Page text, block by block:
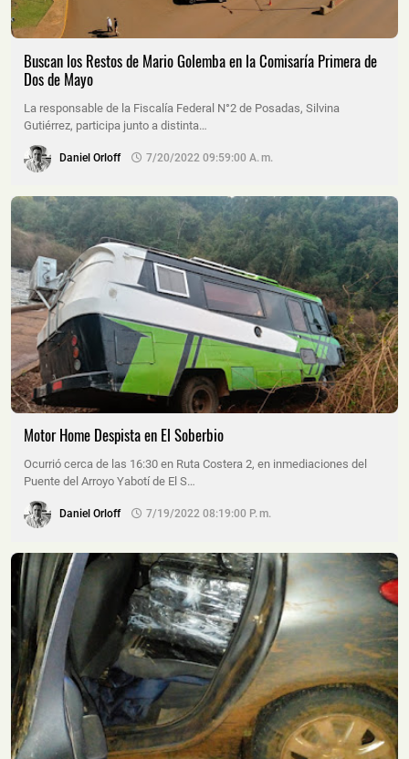
Buscan los Restos de Mario Golemba en la Comisaría Primera de
Dos de Mayo
La responsable de la Fiscalía Federal N°2 de Posadas, Silvina
Gutiérrez, participa junto a distinta…
Daniel Orloff 7/20/2022 09:59:00 A. M.
Motor Home Despista en El Soberbio
Ocurrió cerca de las 16:30 en Ruta Costera 2, en inmediaciones del
Puente del Arroyo Yabotí de El S…
Daniel Orloff 7/19/2022 08:19:00 P. M.